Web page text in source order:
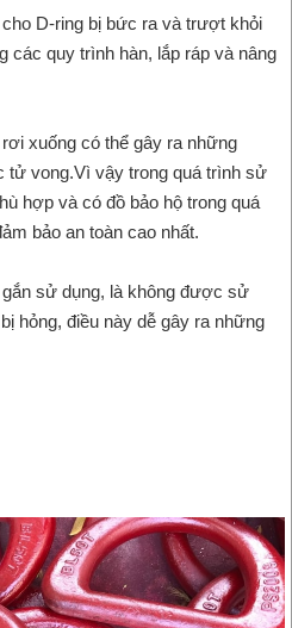
D-ring bị bức ra và trượt khỏi
các quy trình hàn, lắp ráp và nâng
xuống có thể gây ra những
tử vong.Vì vậy trong quá trình sử
hợp và có đồ bảo hộ trong quá
bảo an toàn cao nhất.
sử dụng, là không được sử
hỏng, điều này dễ gây ra những